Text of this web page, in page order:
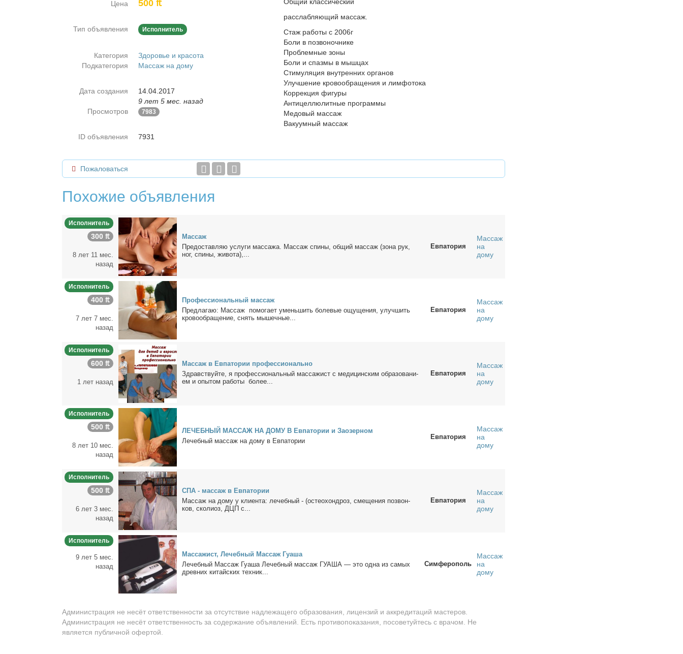
расслабляющий массаж.
Стаж работы с 2006г
Боли в позвоночнике
Проблемные зоны
Боли и спазмы в мышцах
Стимуляция внутренних органов
Улучшение кровообращения и лимфотока
Коррекция фигуры
Антицеллюлитные программы
Медовый массаж
Вакуумный массаж
Цена 500 ₶
Тип объявления Исполнитель
Категория
Здоровье и красота
Подкатегория
Массаж на дому
Дата создания
14.04.2017
9 лет 5 мес. назад
Просмотров
7983
ID объявления 7931
Пожаловаться
Похожие объявления
Исполнитель
300 ₶
8 лет 11 мес.
назад
Мас­саж
Предо­став­ляю услу­ги мас­са­жа. Мас­саж спи­ны, об­щий мас­саж (зо­на рук,
ног, спи­ны, жи­во­та),...
Евпатория
Массаж
на
дому
Исполнитель
400 ₶
7 лет 7 мес.
назад
Про­фес­сио­наль­ный мас­саж
Пред­ла­гаю: Мас­саж по­мо­га­ет умень­шить боле­вые ощу­ще­ния, улуч­шить
кро­во­об­ра­ще­ние, снять мы­шеч­ные...
Евпатория
Массаж
на
дому
Исполнитель
600 ₶
1 лет назад
Мас­саж в Ев­па­то­рии про­фес­сио­наль­но
Здрав­ствуй­те, я про­фес­сио­наль­ный мас­са­жист с ме­ди­цин­ским об­ра­зо­ва­ни­
ем и опы­том ра­бо­ты бо­лее...
Евпатория
Массаж
на
дому
Исполнитель
500 ₶
8 лет 10 мес.
назад
ЛЕЧЕБНЫЙ МАССАЖ НА ДОМУ В Ев­па­то­рии и За­озер­ном
Ле­чеб­ный мас­саж на до­му в Ев­па­то­рии
Евпатория
Массаж
на
дому
Исполнитель
500 ₶
6 лет 3 мес.
назад
СПА - мас­саж в Ев­па­то­рии
Мас­саж на до­му у кли­ен­та: ле­чеб­ный - (осте­о­хонд­роз, сме­ще­ния по­звон­
ков, ско­ли­оз, ДЦП с...
Евпатория
Массаж
на
дому
Исполнитель
9 лет 5 мес.
назад
Мас­са­жист, Ле­чеб­ный Мас­саж Гу­а­ша
Ле­чеб­ный Мас­саж Гу­а­ша Ле­чеб­ный мас­саж ГУАША — это од­на из са­мых
древ­них ки­тай­ских тех­ник...
Симферополь
Массаж
на
дому
Администрация не несёт ответственности за отсутствие надлежащего образования, лицензий и аккредитаций мастеров.
Администрация не несёт ответственность за содержание объявлений. Есть противопоказания, посоветуйтесь с врачом. Не
является публичной офертой.